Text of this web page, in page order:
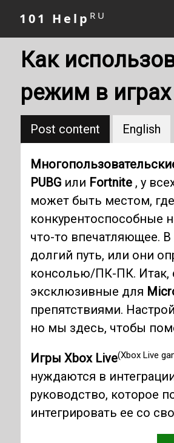
101 Help RU
Как
режим в
Post content English
PUBGили Fortnite, у
может быть местом,
конкурентоспособные
что-то впечатляющее.
долгий путь, или они
консолью/ПК-ПК. Итак,
эксклюзивные для
препятствиями.
но мы здесь, чтобы
Игры Xbox Live(Xbox Live
нуждаются в
руководство, которое
интегрировать ее со